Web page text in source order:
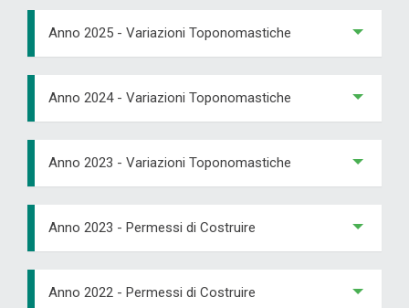
Anno 2025 - Variazioni Toponomastiche
Anno 2024 - Variazioni Toponomastiche
Anno 2023 - Variazioni Toponomastiche
Anno 2023 - Permessi di Costruire
Anno 2022 - Permessi di Costruire